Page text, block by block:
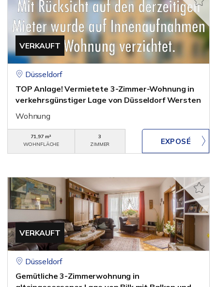
VERKAUFT
Düsseldorf
TOP Anlage! Vermietete 3-Zimmer-Wohnung in
verkehrsgünstiger Lage von Düsseldorf Wersten
Wohnung
71,97 m²
WOHNFLÄCHE
3
ZIMMER
VERKAUFT
Düsseldorf
Gemütliche 3-Zimmerwohnung in